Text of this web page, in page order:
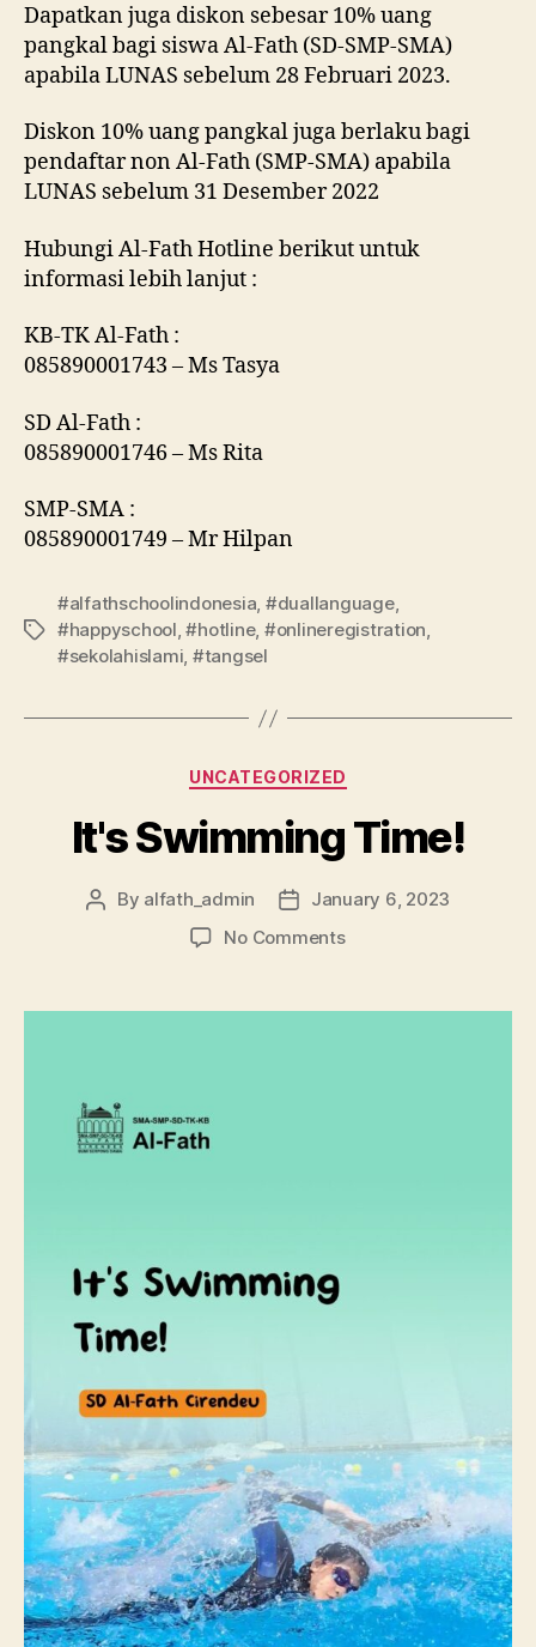
Dapatkan juga diskon sebesar 10% uang
pangkal bagi siswa Al-Fath (SD-SMP-SMA)
apabila LUNAS sebelum 28 Februari 2023.
Diskon 10% uang pangkal juga berlaku bagi
pendaftar non Al-Fath (SMP-SMA) apabila
LUNAS sebelum 31 Desember 2022
Hubungi Al-Fath Hotline berikut untuk
informasi lebih lanjut :
KB-TK Al-Fath :
085890001743 – Ms Tasya
SD Al-Fath :
085890001746 – Ms Rita
SMP-SMA :
085890001749 – Mr Hilpan
#alfathschoolindonesia, #duallanguage,
#happyschool,#hotline, #onlineregistration,
#sekolahislami, #tangsel
UNCATEGORIZED
It's Swimming Time!
By alfath_admin
January 6, 2023
No Comments